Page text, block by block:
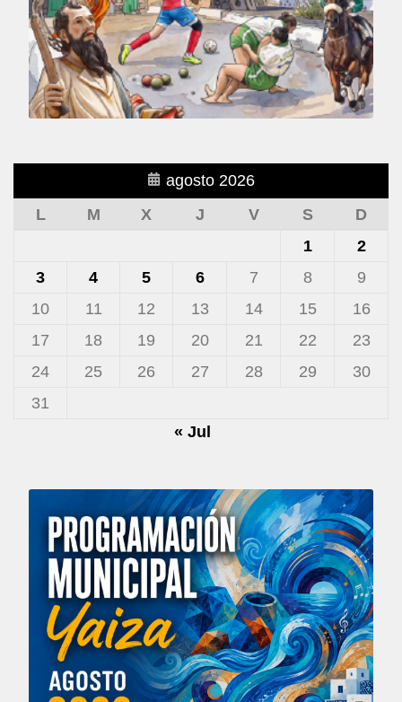
agosto 2026
L
M X J V S
D
1
2
3
4 5 6 7 8
9
10
11 12 13 14 15
16
17
18 19 20 21 22
23
24
25 26 27 28 29
30
31
« Jul